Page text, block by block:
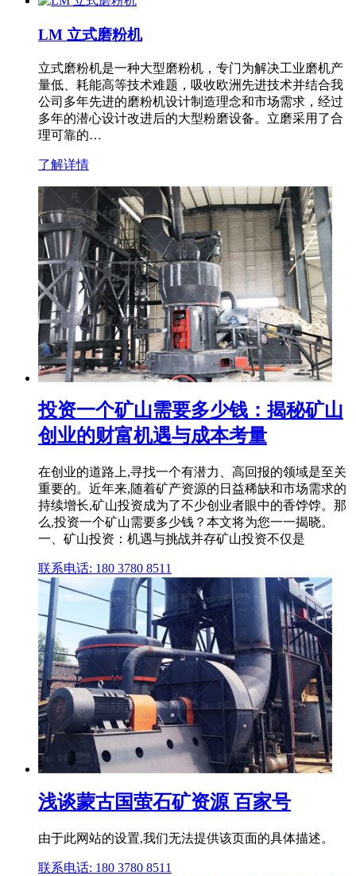
LM 立式磨粉机
立式磨粉机是一种大型磨粉机，专门为解决工业磨机产
量低、耗能高等技术难题，吸收欧洲先进技术并结合我
公司多年先进的磨粉机设计制造理念和市场需求，经过
多年的潜心设计改进后的大型粉磨设备。立磨采用了合
理可靠的…
了解详情
投资一个矿山需要多少钱：揭秘矿山
创业的财富机遇与成本考量
在创业的道路上,寻找一个有潜力、高回报的领域是至关
重要的。近年来,随着矿产资源的日益稀缺和市场需求的
持续增长,矿山投资成为了不少创业者眼中的香饽饽。那
么,投资一个矿山需要多少钱？本文将为您一一揭晓。
一、矿山投资：机遇与挑战并存矿山投资不仅是
联系电话: 180 3780 8511
浅谈蒙古国萤石矿资源 百家号
由于此网站的设置,我们无法提供该页面的具体描述。
联系电话: 180 3780 8511